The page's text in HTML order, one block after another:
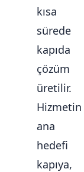
kısa
sürede
kapıda
çözüm
üretilir.
Hizmetin
ana
hedefi
kapıya,